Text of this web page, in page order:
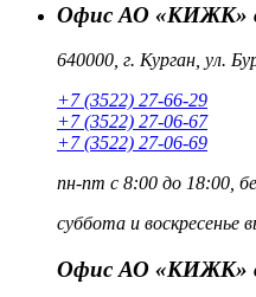
Офис АО «КИЖК» в
640000, г. Курган, ул.
+7 (3522) 27-66-29
+7 (3522) 27-06-67
+7 (3522) 27-06-69
пн-пт с 8:00 до 18:00,
суббота и воскресенье
Офис АО «КИЖК»